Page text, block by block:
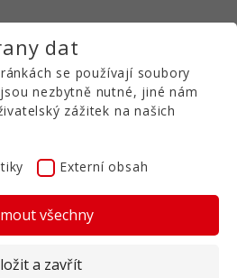
CS
vysoké pracovní rychlosti
než u běžných systémů.
dat
se používají soubory
nezbytně nutné, jiné nám
zážitek na našich
Externí obsah
všechny
a zavřít